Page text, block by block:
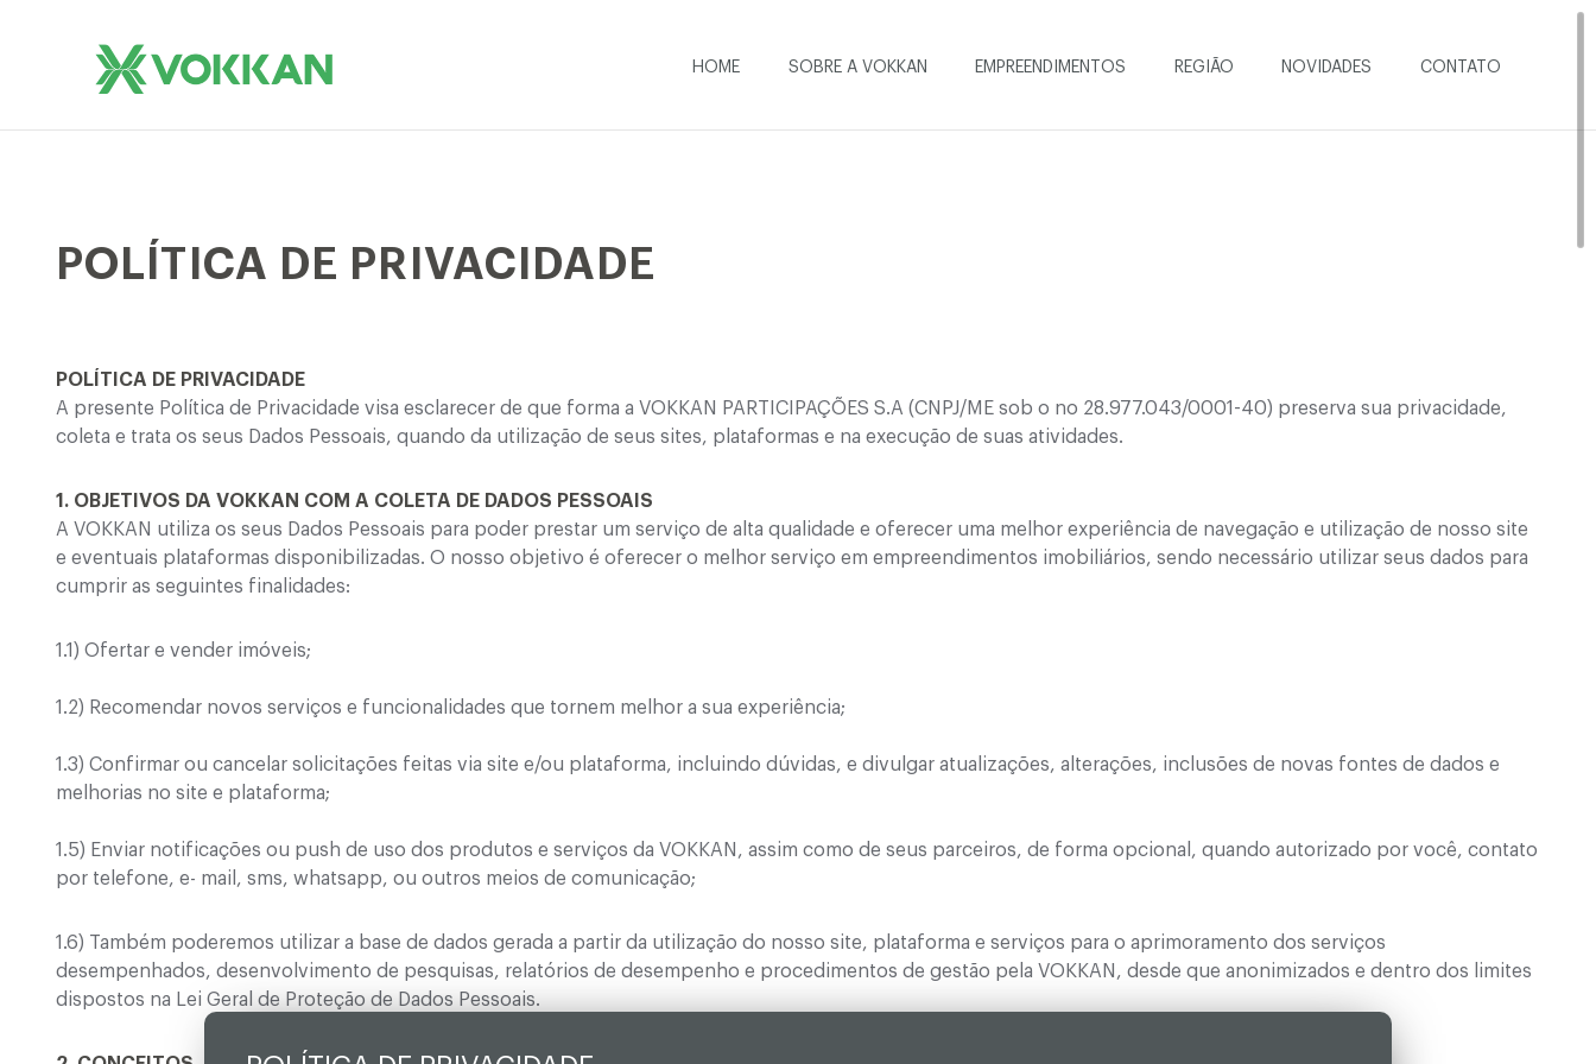
HOME SOBRE A VOKKAN EMPREENDIMENTOS REGIÃO NOVIDADES CONTATO
POLÍTICA DE PRIVACIDADE
POLÍTICA DE PRIVACIDADE
A presente Política de Privacidade visa esclarecer de que forma a VOKKAN PARTICIPAÇÕES S.A (CNPJ/ME sob o no 28.977.043/0001-40) preserva sua privacidade,
coleta e trata os seus Dados Pessoais, quando da utilização de seus sites, plataformas e na execução de suas atividades.
1. OBJETIVOS DA VOKKAN COM A COLETA DE DADOS PESSOAIS
A VOKKAN utiliza os seus Dados Pessoais para poder prestar um serviço de alta qualidade e oferecer uma melhor experiência de navegação e utilização de nosso site
e eventuais plataformas disponibilizadas. O nosso objetivo é oferecer o melhor serviço em empreendimentos imobiliários, sendo necessário utilizar seus dados para
cumprir as seguintes finalidades:
1.1) Ofertar e vender imóveis;
1.2) Recomendar novos serviços e funcionalidades que tornem melhor a sua experiência;
1.3) Confirmar ou cancelar solicitações feitas via site e/ou plataforma, incluindo dúvidas, e divulgar atualizações, alterações, inclusões de novas fontes de dados e
melhorias no site e plataforma;
1.5) Enviar notificações ou push de uso dos produtos e serviços da VOKKAN, assim como de seus parceiros, de forma opcional, quando autorizado por você, contato
por telefone, e- mail, sms, whatsapp, ou outros meios de comunicação;
1.6) Também poderemos utilizar a base de dados gerada a partir da utilização do nosso site, plataforma e serviços para o aprimoramento dos serviços
desempenhados, desenvolvimento de pesquisas, relatórios de desempenho e procedimentos de gestão pela VOKKAN, desde que anonimizados e dentro dos limites
dispostos na Lei Geral de Proteção de Dados Pessoais.